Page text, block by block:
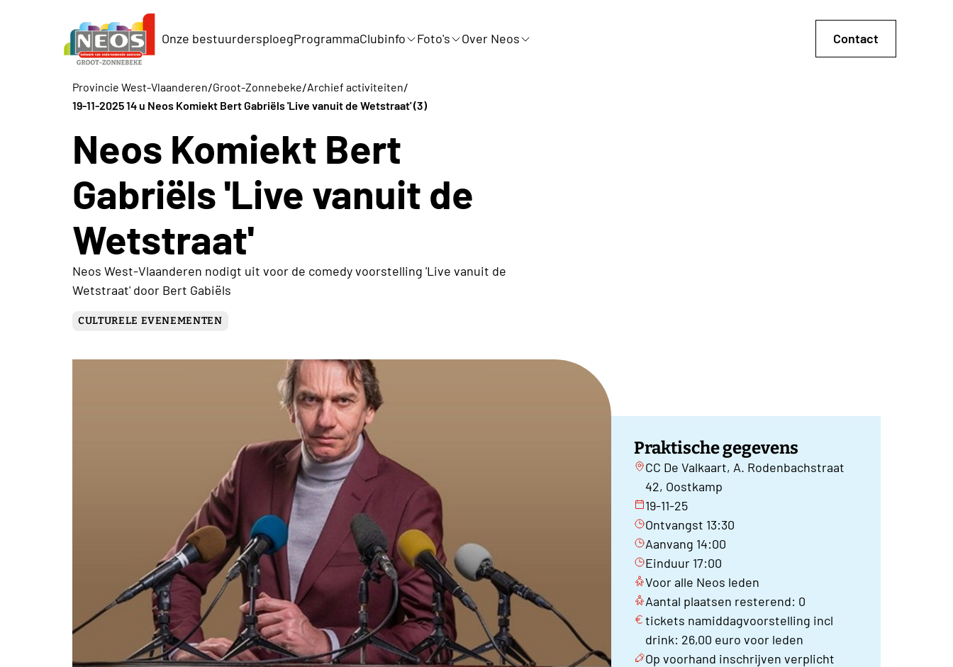
Onze bestuurdersploegProgrammaClubinfo Foto's Over Neos Contact
Provincie West-Vlaanderen/Groot-Zonnebeke/Archief activiteiten/
19-11-2025 14 u Neos Komiekt Bert Gabriëls 'Live vanuit de Wetstraat' (3)
Neos Komiekt Bert
Gabriëls 'Live vanuit de
Wetstraat'
Neos West-Vlaanderen nodigt uit voor de comedy voorstelling 'Live vanuit de
Wetstraat' door Bert Gabiëls
CULTURELE EVENEMENTEN
Praktische gegevens
CC De Valkaart, A. Rodenbachstraat
42, Oostkamp
19-11-25
Ontvangst 13:30
Aanvang 14:00
Einduur 17:00
Voor alle Neos leden
Aantal plaatsen resterend: 0
tickets namiddagvoorstelling incl
drink: 26,00 euro voor leden
Op voorhand inschrijven verplicht